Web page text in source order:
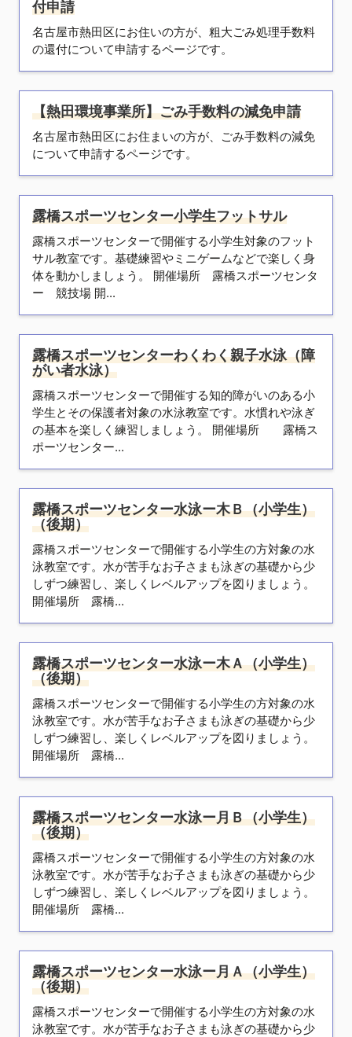
付申請
名古屋市熱田区にお住いの方が、粗大ごみ処理手数料
の還付について申請するページです。
【熱田環境事業所】ごみ手数料の減免申請
名古屋市熱田区にお住まいの方が、ごみ手数料の減免
について申請するページです。
露橋スポーツセンター小学生フットサル
露橋スポーツセンターで開催する小学生対象のフット
サル教室です。基礎練習やミニゲームなどで楽しく身
体を動かしましょう。 開催場所 露橋スポーツセンタ
ー 競技場 開...
露橋スポーツセンターわくわく親子水泳（障
がい者水泳）
露橋スポーツセンターで開催する知的障がいのある小
学生とその保護者対象の水泳教室です。水慣れや泳ぎ
の基本を楽しく練習しましょう。 開催場所 露橋ス
ポーツセンター...
露橋スポーツセンター水泳ー木Ｂ（小学生）
（後期）
露橋スポーツセンターで開催する小学生の方対象の水
泳教室です。水が苦手なお子さまも泳ぎの基礎から少
しずつ練習し、楽しくレベルアップを図りましょう。
開催場所 露橋...
露橋スポーツセンター水泳ー木Ａ（小学生）
（後期）
露橋スポーツセンターで開催する小学生の方対象の水
泳教室です。水が苦手なお子さまも泳ぎの基礎から少
しずつ練習し、楽しくレベルアップを図りましょう。
開催場所 露橋...
露橋スポーツセンター水泳ー月Ｂ（小学生）
（後期）
露橋スポーツセンターで開催する小学生の方対象の水
泳教室です。水が苦手なお子さまも泳ぎの基礎から少
しずつ練習し、楽しくレベルアップを図りましょう。
開催場所 露橋...
露橋スポーツセンター水泳ー月Ａ（小学生）
（後期）
露橋スポーツセンターで開催する小学生の方対象の水
泳教室です。水が苦手なお子さまも泳ぎの基礎から少